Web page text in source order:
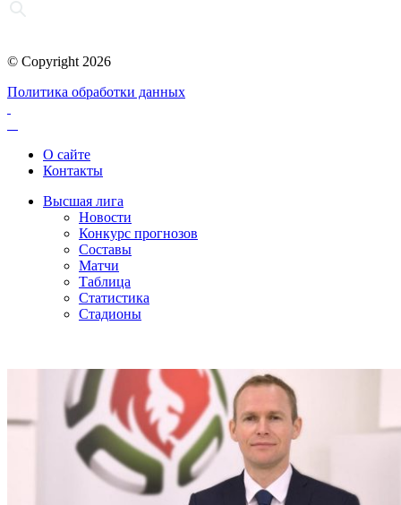
© Copyright 2026
Политика обработки данных
О сайте
Контакты
Высшая лига
Новости
Конкурс прогнозов
Составы
Матчи
Таблица
Статистика
Стадионы